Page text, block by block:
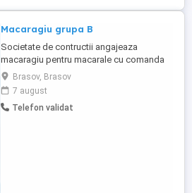
Macaragiu grupa B
Societate de contructii angajeaza
macaragiu pentru macarale cu comanda
la sol grupa B
Brasov, Brasov
7 august
Telefon validat